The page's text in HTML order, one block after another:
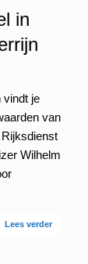
in
vindt je
van
Rijksdienst
Wilhelm
Lees verder